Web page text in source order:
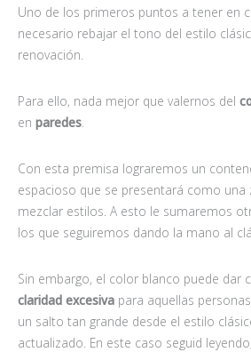
Uno de los primeros puntos a tener en
necesario rebajar el tono del estilo
renovación.
Para ello, nada mejor que valernos del
en paredes.
Con esta premisa lograremos un
espacioso que se presentará como una
mezclar estilos. A esto le sumaremos
los que seguiremos dando la mano al
Sin embargo, el color blanco puede dar
claridad excesiva para aquellas
un salto tan grande desde el estilo
actualizado. En este caso seguid